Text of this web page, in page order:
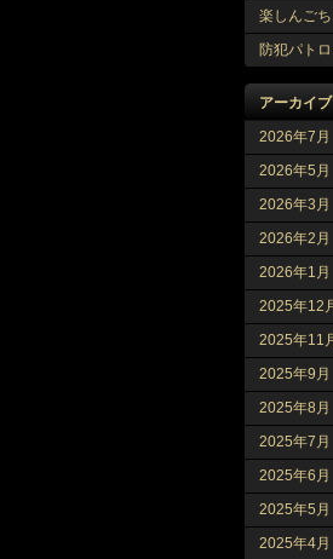
楽しんご
防犯パト
アーカイブ
2026年7月
2026年5月
2026年3月
2026年2月
2026年1月
2025年12
2025年11
2025年9月
2025年8月
2025年7月
2025年6月
2025年5月
2025年4月